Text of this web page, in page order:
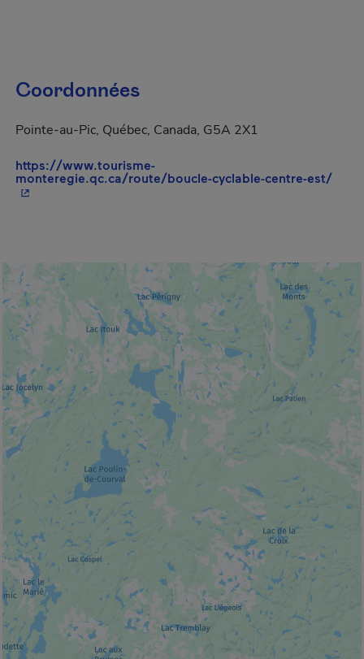
Coordonnées
Pointe-au-Pic, Québec, Canada, G5A 2X1
https://www.tourisme-
monteregie.qc.ca/route/boucle-cyclable-centre-est/-